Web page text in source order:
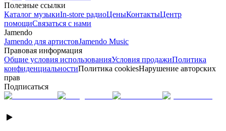
Полезные ссылки
Каталог музыкиIn-store радиоЦеныКонтактыЦентр
помощиСвязаться с нами
Jamendo
Jamendo для артистовJamendo Music
Правовая информация
Общие условия использованияУсловия продажиПолитика
конфиденциальностиПолитика cookiesНарушение авторских
прав
Подписаться